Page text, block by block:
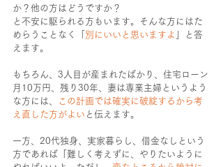
か？他の方はどうですか？
と不安に駆られる方もいます。そんな方にはた
めらうことなく「 別にいいと思いますよ
」と答
えます。
もちろん、3人目が産まれたばかり、住宅ローン
月10万円、残り30年、妻は専業主婦というよう
な方には、
この計画では確実に破綻するから考
え直した方がよい と伝えます。
一方、20代独身、実家暮らし、借金なしという
方であれば「難しく考えずに、やりたいように